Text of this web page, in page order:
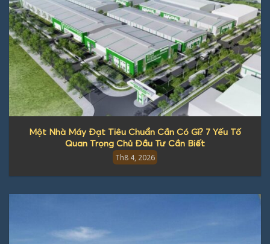
Một Nhà Máy Đạt Tiêu Chuẩn Cần Có Gì? 7 Yếu Tố
Quan Trọng Chủ Đầu Tư Cần Biết
Th8 4, 2026